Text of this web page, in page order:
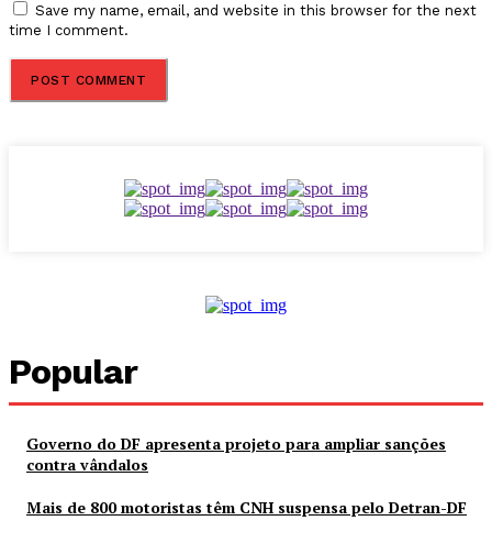
Save my name, email, and website in this browser for the next
time I comment.
Popular
Governo do DF apresenta projeto para ampliar sanções
contra vândalos
Mais de 800 motoristas têm CNH suspensa pelo Detran-DF